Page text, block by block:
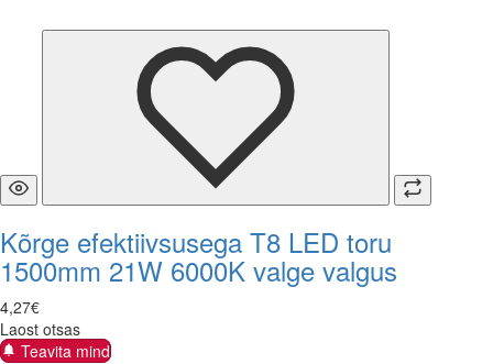
Kõrge efektiivsusega T8 LED toru
1500mm 21W 6000K valge valgus
4,27€
Laost otsas
Teavita mind